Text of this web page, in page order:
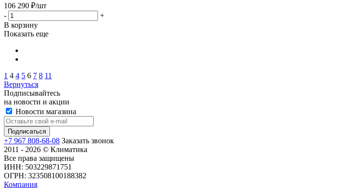
106 290 ₽/шт
-
+
В корзину
Показать еще
1 4 4 5 6 7 8 11
Вернуться
Подписывайтесь
на новости и акции
Новости магазина
+7 967 808-68-08 Заказать звонок
2011 - 2026 © Климатика
Все права защищены
ИНН: 503229871751
ОГРН: 323508100188382
Компания